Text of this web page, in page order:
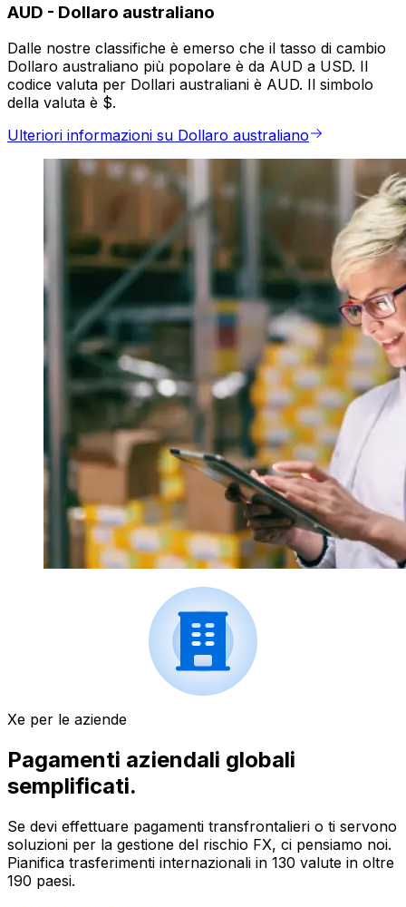
AUD - Dollaro australiano
Dalle nostre classifiche è emerso che il tasso di cambio
Dollaro australiano più popolare è da AUD a USD. Il
codice valuta per Dollari australiani è AUD. Il simbolo
della valuta è $.
Ulteriori informazioni su Dollaro australiano
Xe per le aziende
Pagamenti aziendali globali
semplificati.
Se devi effettuare pagamenti transfrontalieri o ti servono
soluzioni per la gestione del rischio FX, ci pensiamo noi.
Pianifica trasferimenti internazionali in 130 valute in oltre
190 paesi.